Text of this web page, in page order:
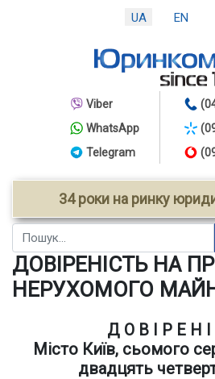
UA EN
Viber
WhatsApp
Telegram
34 роки на ринку
Пошук
ДОВІРЕНІСТЬ НА
НЕРУХОМОГО
Д О В І Р Е Н
Місто Київ, сьомого
двадцять